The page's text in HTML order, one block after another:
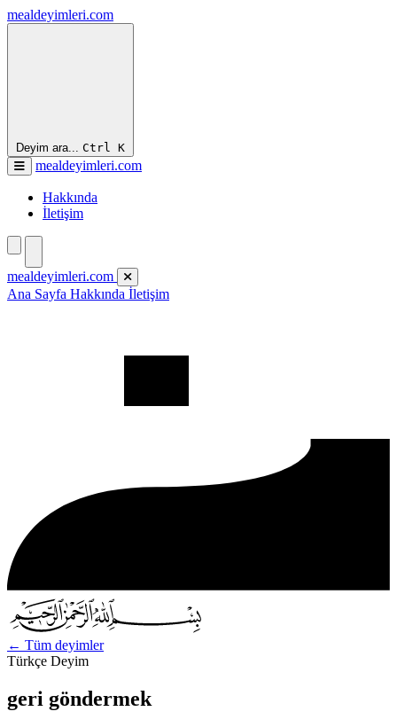
mealdeyimleri.com
Deyim ara... Ctrl K
mealdeyimleri.com
Hakkında
İletişim
mealdeyimleri.com
Ana Sayfa Hakkında İletişim
← Tüm deyimler
Türkçe Deyim
geri göndermek